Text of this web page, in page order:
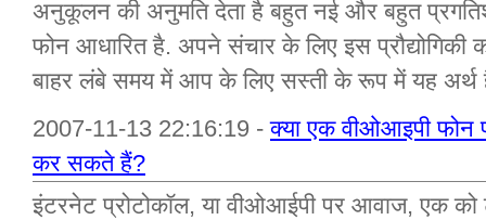
अनुकूलन की अनुमति देता है बहुत नई और बहुत
फोन आधारित है. अपने संचार के लिए इस प्रौद्योगिकी
बाहर लंबे समय में आप के लिए सस्ती के रूप में यह
2007-11-13 22:16:19 -क्या एक वीओआइपी फोन
कर सकते हैं?
इंटरनेट प्रोटोकॉल, या वीओआईपी पर आवाज, एक